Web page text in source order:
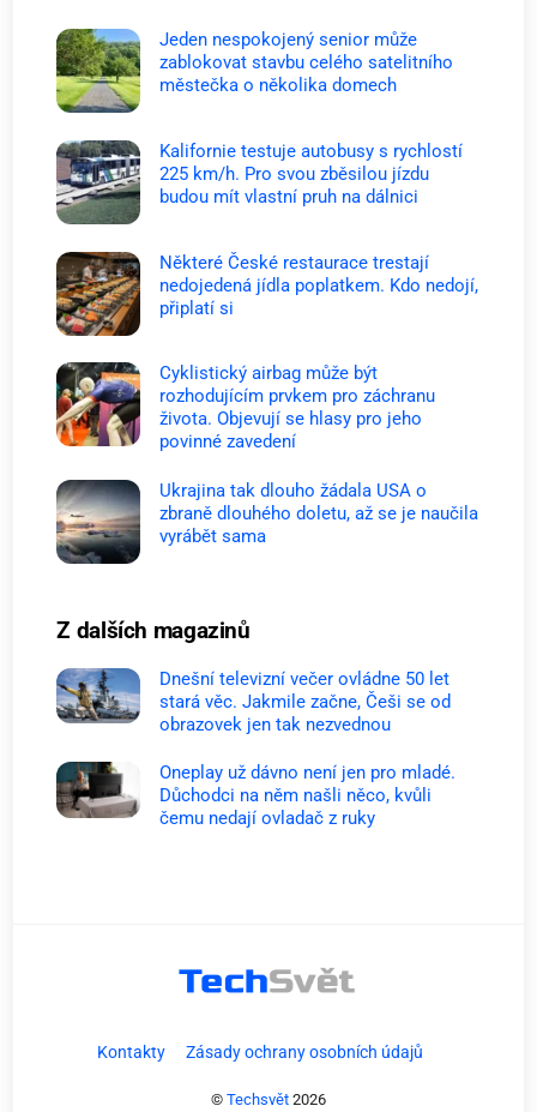
Jeden nespokojený senior může
zablokovat stavbu celého satelitního
městečka o několika domech
Kalifornie testuje autobusy s rychlostí
225 km/h. Pro svou zběsilou jízdu
budou mít vlastní pruh na dálnici
Některé České restaurace trestají
nedojedená jídla poplatkem. Kdo nedojí,
připlatí si
Cyklistický airbag může být
rozhodujícím prvkem pro záchranu
života. Objevují se hlasy pro jeho
povinné zavedení
Ukrajina tak dlouho žádala USA o
zbraně dlouhého doletu, až se je naučila
vyrábět sama
Z dalších magazinů
Dnešní televizní večer ovládne 50 let
stará věc. Jakmile začne, Češi se od
obrazovek jen tak nezvednou
Oneplay už dávno není jen pro mladé.
Důchodci na něm našli něco, kvůli
čemu nedají ovladač z ruky
Kontakty Zásady ochrany osobních údajů
© Techsvět 2026